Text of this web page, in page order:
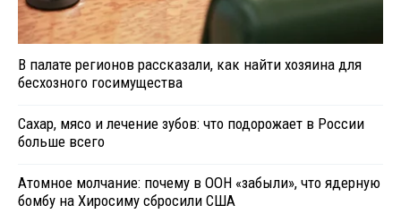
В палате регионов рассказали, как найти хозяина для
бесхозного госимущества
Сахар, мясо и лечение зубов: что подорожает в России
больше всего
Атомное молчание: почему в ООН «забыли», что ядерную
бомбу на Хиросиму сбросили США